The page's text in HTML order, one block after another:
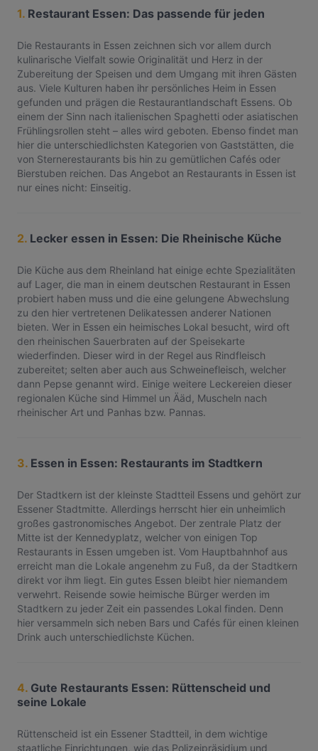
1. Restaurant Essen: Das passende für jeden
Die Restaurants in Essen zeichnen sich vor allem durch
kulinarische Vielfalt sowie Originalität und Herz in der
Zubereitung der Speisen und dem Umgang mit ihren Gästen
aus. Viele Kulturen haben ihr persönliches Heim in Essen
gefunden und prägen die Restaurantlandschaft Essens. Ob
einem der Sinn nach italienischen Spaghetti oder asiatischen
Frühlingsrollen steht – alles wird geboten. Ebenso findet man
hier die unterschiedlichsten Kategorien von Gaststätten, die
von Sternerestaurants bis hin zu gemütlichen Cafés oder
Bierstuben reichen. Das Angebot an Restaurants in Essen ist
nur eines nicht: Einseitig.
2. Lecker essen in Essen: Die Rheinische Küche
Die Küche aus dem Rheinland hat einige echte Spezialitäten
auf Lager, die man in einem deutschen Restaurant in Essen
probiert haben muss und die eine gelungene Abwechslung
zu den hier vertretenen Delikatessen anderer Nationen
bieten. Wer in Essen ein heimisches Lokal besucht, wird oft
den rheinischen Sauerbraten auf der Speisekarte
wiederfinden. Dieser wird in der Regel aus Rindfleisch
zubereitet; selten aber auch aus Schweinefleisch, welcher
dann Pepse genannt wird. Einige weitere Leckereien dieser
regionalen Küche sind Himmel un Ääd, Muscheln nach
rheinischer Art und Panhas bzw. Pannas.
3. Essen in Essen: Restaurants im Stadtkern
Der Stadtkern ist der kleinste Stadtteil Essens und gehört zur
Essener Stadtmitte. Allerdings herrscht hier ein unheimlich
großes gastronomisches Angebot. Der zentrale Platz der
Mitte ist der Kennedyplatz, welcher von einigen Top
Restaurants in Essen umgeben ist. Vom Hauptbahnhof aus
erreicht man die Lokale angenehm zu Fuß, da der Stadtkern
direkt vor ihm liegt. Ein gutes Essen bleibt hier niemandem
verwehrt. Reisende sowie heimische Bürger werden im
Stadtkern zu jeder Zeit ein passendes Lokal finden. Denn
hier versammeln sich neben Bars und Cafés für einen kleinen
Drink auch unterschiedlichste Küchen.
4. Gute Restaurants Essen: Rüttenscheid und
seine Lokale
Rüttenscheid ist ein Essener Stadtteil, in dem wichtige
staatliche Einrichtungen, wie das Polizeipräsidium und